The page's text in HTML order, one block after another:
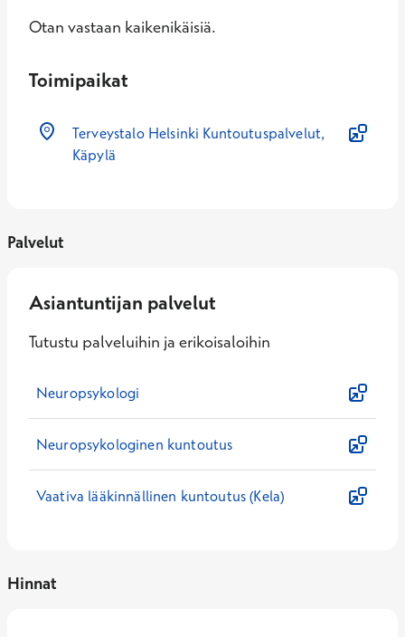
Otan vastaan kaikenikäisiä.
Toimipaikat
Terveystalo Helsinki Kuntoutuspalvelut,
Käpylä
Palvelut
Asiantuntijan palvelut
Tutustu palveluihin ja erikoisaloihin
Neuropsykologi
Neuropsykologinen kuntoutus
Vaativa lääkinnällinen kuntoutus (Kela)
Hinnat